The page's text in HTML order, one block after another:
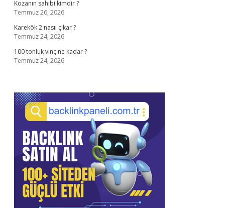
Kozanın sahibi kimdir ?
Temmuz 26, 2026
Karekök 2 nasıl çıkar ?
Temmuz 24, 2026
100 tonluk vinç ne kadar ?
Temmuz 24, 2026